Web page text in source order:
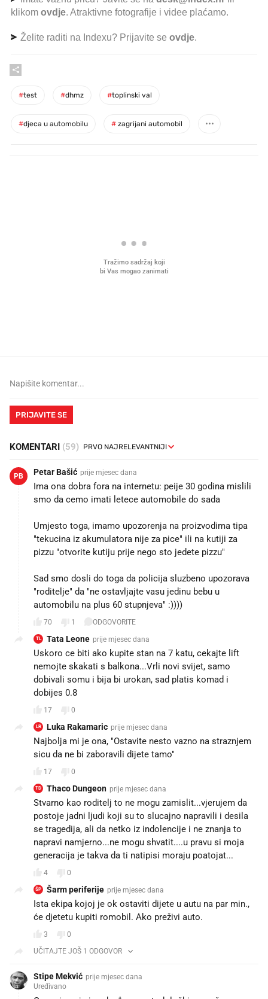
klikom ovdje. Atraktivne fotografije i videe plaćamo.
Želite raditi na Indexu? Prijavite se ovdje.
#test #dhmz #toplinski val
#djeca u automobilu # zagrijani automobil
PRIJAVITE SE
KOMENTARI (59)
PB Petar Bašić prije mjesec dana
Ima ona dobra fora na internetu: peije 30 godina mislili
smo da cemo imati letece automobile do sada
Umjesto toga, imamo upozorenja na proizvodima tipa
"tekucina iz akumulatora nije za pice" ili na kutiji za
pizzu "otvorite kutiju prije nego sto jedete pizzu"
Sad smo dosli do toga da policija sluzbeno upozorava
"roditelje" da "ne ostavljajte vasu jedinu bebu u
automobilu na plus 60 stupnjeva" :))))
70 1 ODGOVORITE
TL Tata Leone prije mjesec dana
Uskoro ce biti ako kupite stan na 7 katu, cekajte lift
nemojte skakati s balkona...Vrli novi svijet, samo
dobivali somu i bija bi urokan, sad platis komad i
dobijes 0.8
17 0
LR Luka Rakamaric prije mjesec dana
Najbolja mi je ona, "Ostavite nesto vazno na straznjem
sicu da ne bi zaboravili dijete tamo"
17 0
TD Thaco Dungeon prije mjesec dana
Stvarno kao roditelj to ne mogu zamislit...vjerujem da
postoje jadni ljudi koji su to slucajno napravili i desila
se tragedija, ali da netko iz indolencije i ne znanja to
napravi namjerno...ne mogu shvatit....u pravu si moja
generacija je takva da ti natipisi moraju poatojat...
4 0
ŠP Šarm periferije prije mjesec dana
Ista ekipa kojoj je ok ostaviti dijete u autu na par min.,
će djetetu kupiti romobil. Ako preživi auto.
3
0
UČITAJTE JOŠ 1 ODGOVOR
Stipe Mekvić prije mjesec dana
Uređivano